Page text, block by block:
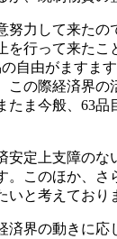
力して来た
行って来た
自由がます
の際経済界
ま今般、63
定上支障の
このほか、
と考えており
界の動きに